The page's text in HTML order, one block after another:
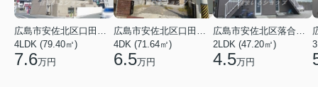
4LDK (79.40㎡)
7.6万円
4DK (71.64㎡)
6.5万円
2LDK (47.20㎡)
4.5万円